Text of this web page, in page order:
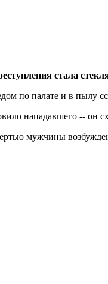
стала
по палате и в пылу
нападавшего -- он
мужчины